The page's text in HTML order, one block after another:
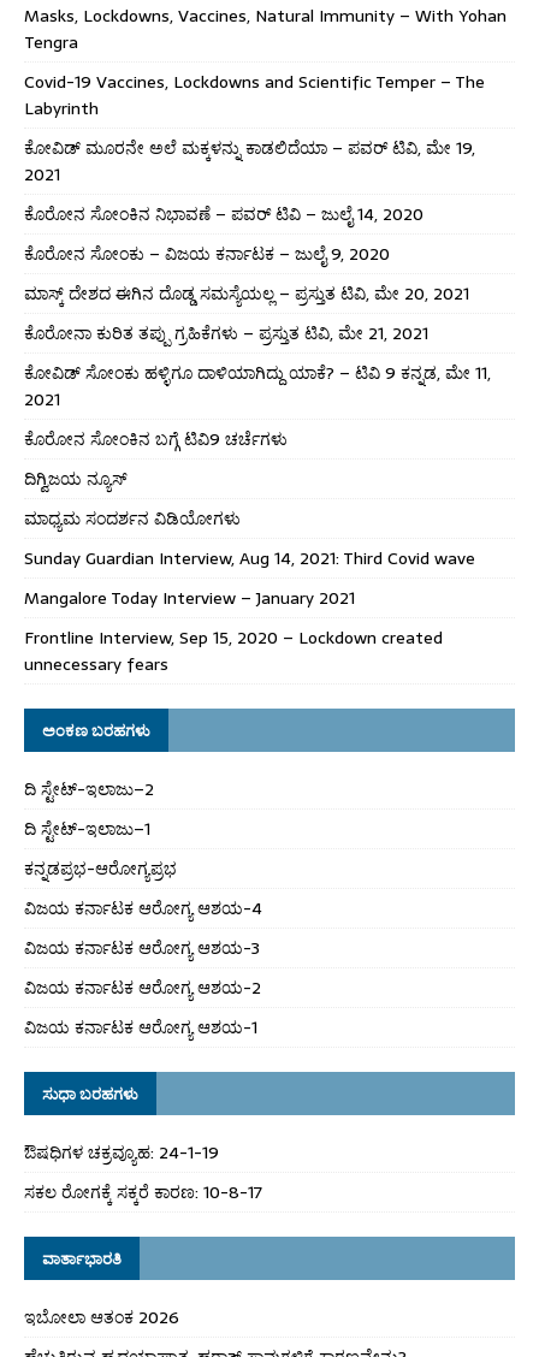
Masks, Lockdowns, Vaccines, Natural Immunity – With Yohan
Tengra
Covid-19 Vaccines, Lockdowns and Scientific Temper – The
Labyrinth
ಕೋವಿಡ್ ಮೂರನೇ ಅಲೆ ಮಕ್ಕಳನ್ನು ಕಾಡಲಿದೆಯಾ – ಪವರ್ ಟಿವಿ, ಮೇ 19,
2021
ಕೊರೋನ ಸೋಂಕಿನ ನಿಭಾವಣೆ – ಪವರ್ ಟಿವಿ – ಜುಲೈ 14, 2020
ಕೊರೋನ ಸೋಂಕು – ವಿಜಯ ಕರ್ನಾಟಕ – ಜುಲೈ 9, 2020
ಮಾಸ್ಕ್ ದೇಶದ ಈಗಿನ ದೊಡ್ಡ ಸಮಸ್ಯೆಯಲ್ಲ – ಪ್ರಸ್ತುತ ಟಿವಿ, ಮೇ 20, 2021
ಕೊರೋನಾ ಕುರಿತ ತಪ್ಪು ಗ್ರಹಿಕೆಗಳು – ಪ್ರಸ್ತುತ ಟಿವಿ, ಮೇ 21, 2021
ಕೋವಿಡ್ ಸೋಂಕು ಹಳ್ಳಿಗೂ ದಾಳಿಯಾಗಿದ್ದು ಯಾಕೆ? – ಟಿವಿ 9 ಕನ್ನಡ, ಮೇ 11,
2021
ಕೊರೋನ ಸೋಂಕಿನ ಬಗ್ಗೆ ಟಿವಿ9 ಚರ್ಚೆಗಳು
ದಿಗ್ವಿಜಯ ನ್ಯೂಸ್
ಮಾಧ್ಯಮ ಸಂದರ್ಶನ ವಿಡಿಯೋಗಳು
Sunday Guardian Interview, Aug 14, 2021: Third Covid wave
Mangalore Today Interview – January 2021
Frontline Interview, Sep 15, 2020 – Lockdown created
unnecessary fears
ಅಂಕಣ ಬರಹಗಳು
ದಿ ಸ್ಟೇಟ್‌-ಇಲಾಜು–2
ದಿ ಸ್ಟೇಟ್‌-ಇಲಾಜು–1
ಕನ್ನಡಪ್ರಭ-ಆರೋಗ್ಯಪ್ರಭ
ವಿಜಯ ಕರ್ನಾಟಕ ಆರೋಗ್ಯ ಆಶಯ-4
ವಿಜಯ ಕರ್ನಾಟಕ ಆರೋಗ್ಯ ಆಶಯ-3
ವಿಜಯ ಕರ್ನಾಟಕ ಆರೋಗ್ಯ ಆಶಯ-2
ವಿಜಯ ಕರ್ನಾಟಕ ಆರೋಗ್ಯ ಆಶಯ-1
ಸುಧಾ ಬರಹಗಳು
ಔಷಧಿಗಳ ಚಕ್ರವ್ಯೂಹ: 24-1-19
ಸಕಲ ರೋಗಕ್ಕೆ ಸಕ್ಕರೆ ಕಾರಣ: 10-8-17
ವಾರ್ತಾಭಾರತಿ
ಇಬೋಲಾ ಆತಂಕ 2026